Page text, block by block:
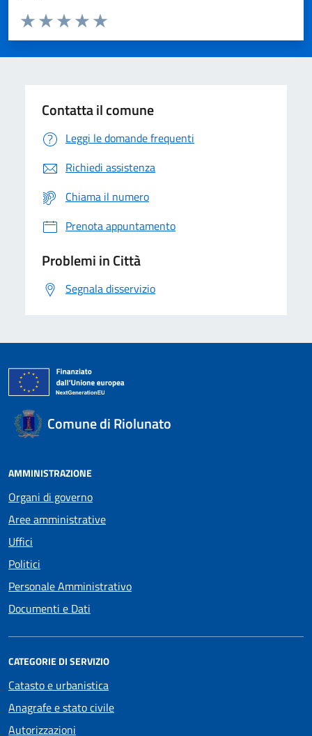
Domanda
Valuta da 1 a 5 stelle la pagina
Valuta 5 stelle su 5
Valuta 4 stelle su 5
Valuta 3 stelle su 5
Valuta 2 stelle su 5
Valuta 1 stelle su 5
Contatta il comune
Leggi le domande frequenti
Richiedi assistenza
Chiama il numero
Prenota appuntamento
Problemi in Città
Segnala disservizio
Comune di Riolunato
AMMINISTRAZIONE
Organi di governo
Aree amministrative
Uffici
Politici
Personale Amministrativo
Documenti e Dati
CATEGORIE DI SERVIZIO
Catasto e urbanistica
Anagrafe e stato civile
Autorizzazioni